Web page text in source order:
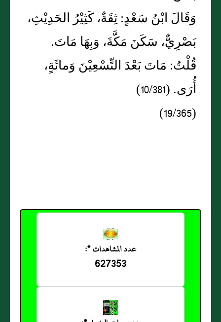
وَقَالَ ابْنُ سَعْدٍ: ثِقَةٌ، كَثِيْرُ الحَدِيْثِ،
بَصْرِيٌّ، سَكَنَ مَكَّةَ، وَبِهَا مَاتَ.
قُلْتُ: مَاتَ بَعْدَ التِّسْعِيْنَ وَمائَةٍ،
أُرَى. (10/381)
(19/365)
عدد المشاهدات *:
627353